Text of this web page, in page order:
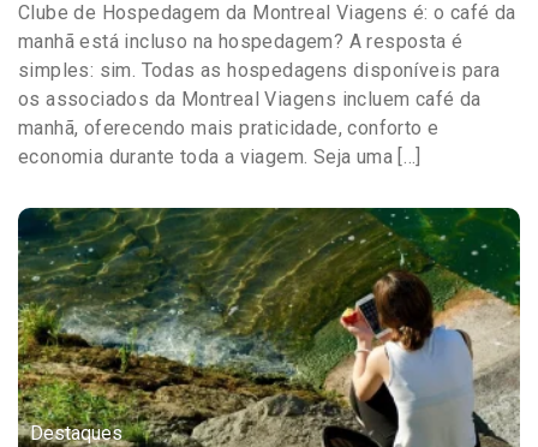
Clube de Hospedagem da Montreal Viagens é: o café da
manhã está incluso na hospedagem? A resposta é
simples: sim. Todas as hospedagens disponíveis para
os associados da Montreal Viagens incluem café da
manhã, oferecendo mais praticidade, conforto e
economia durante toda a viagem. Seja uma […]
Destaques